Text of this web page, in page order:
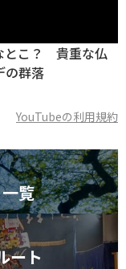
とこ？ 貴重な仏
の群落
YouTubeの利用規約
覧
ート